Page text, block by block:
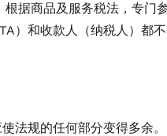
据商品及服务税法，专门
）和收款人（纳税人）都
法规的任何部分变得多余。